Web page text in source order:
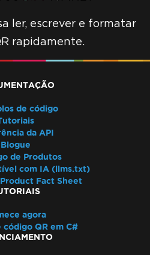
ler, escrever e formatar
rapidamente.
de código
da API
Blogue
de Produtos
com IA (llms.txt)
Fact Sheet
agora
código QR em C#